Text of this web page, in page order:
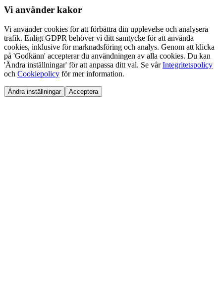
Vi använder kakor
Vi använder cookies för att förbättra din upplevelse och analysera
trafik. Enligt GDPR behöver vi ditt samtycke för att använda
cookies, inklusive för marknadsföring och analys. Genom att klicka
på 'Godkänn' accepterar du användningen av alla cookies. Du kan
'Ändra inställningar' för att anpassa ditt val. Se vårIntegritetspolicy
och Cookiepolicy för mer information.
Ändra inställningar Acceptera